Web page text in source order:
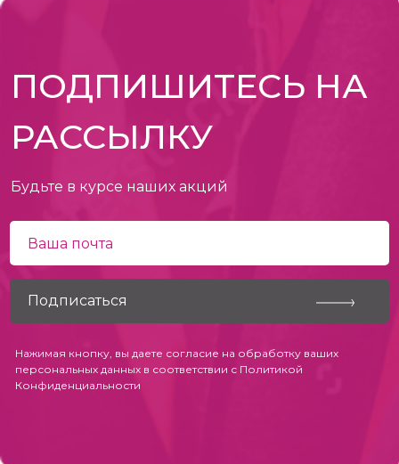
ПОДПИШИТЕСЬ НА
РАССЫЛКУ
Будьте в курсе наших акций
Нажимая кнопку, вы даете согласие на обработку ваших
персональных данных в соответствии с Политикой
Конфиденциальности